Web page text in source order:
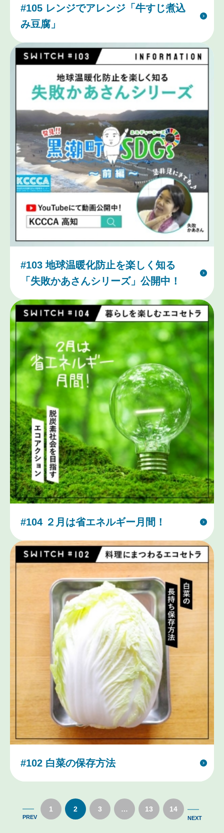
#105 レンジでアレンジ「牛すじ煮込
み豆腐」
#103 地球温暖化防止を楽しく知る
「失敗かあさんシリーズ」公開中！
#104 ２月は省エネルギー月間！
#102 白菜の保存方法
PREV
1 2 3 … 13 14
NEXT